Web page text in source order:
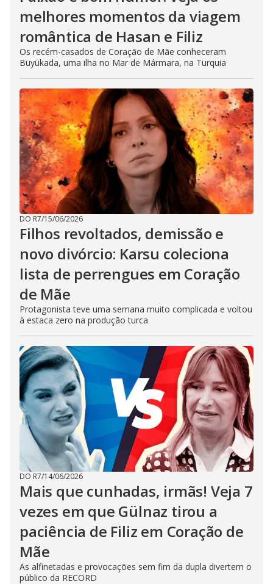
melhores momentos da viagem
romântica de Hasan e Filiz
Os recém-casados de Coração de Mãe conheceram
Büyükada, uma ilha no Mar de Mármara, na Turquia
DO R7/15/06/2026
Filhos revoltados, demissão e
novo divórcio: Karsu coleciona
lista de perrengues em Coração
de Mãe
Protagonista teve uma semana muito complicada e voltou
à estaca zero na produção turca
DO R7/14/06/2026
Mais que cunhadas, irmãs! Veja 7
vezes em que Gülnaz tirou a
paciência de Filiz em Coração de
Mãe
As alfinetadas e provocações sem fim da dupla divertem o
público da RECORD